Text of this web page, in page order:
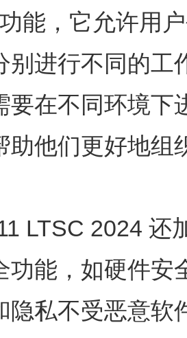
能，它允许用
别进行不同的工
要在不同环境下
助他们更好地组
LTSC 2024 还
功能，如硬件安
隐私不受恶意